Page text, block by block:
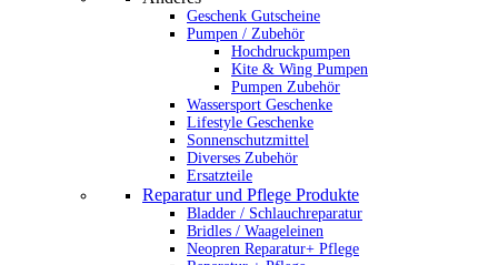
Geschenk Gutscheine
Pumpen / Zubehör
Hochdruckpumpen
Kite & Wing Pumpen
Pumpen Zubehör
Wassersport Geschenke
Lifestyle Geschenke
Sonnenschutzmittel
Diverses Zubehör
Ersatzteile
Reparatur und Pflege Produkte
Bladder / Schlauchreparatur
Bridles / Waageleinen
Neopren Reparatur+ Pflege